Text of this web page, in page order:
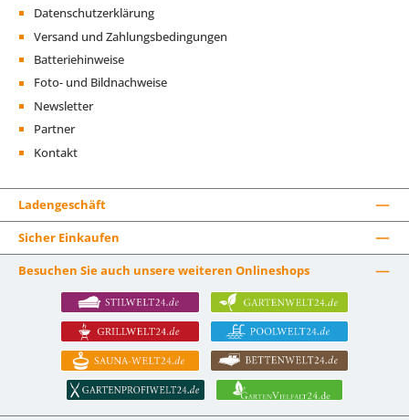
Datenschutzerklärung
Versand und Zahlungsbedingungen
Batteriehinweise
Foto- und Bildnachweise
Newsletter
Partner
Kontakt
Ladengeschäft
Sicher Einkaufen
Besuchen Sie auch unsere weiteren Onlineshops